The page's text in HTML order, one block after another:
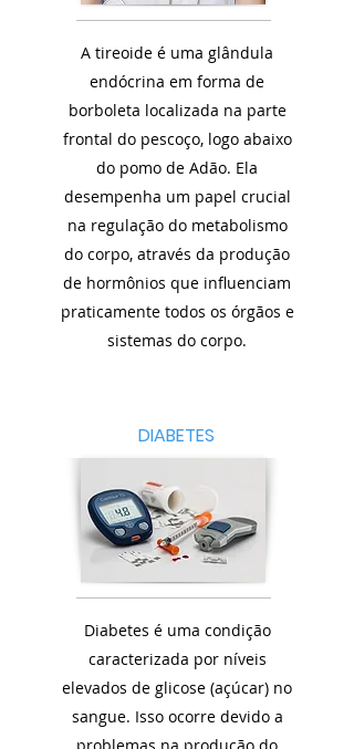
A tireoide é uma glândula
endócrina em forma de
borboleta localizada na parte
frontal do pescoço, logo abaixo
do pomo de Adão. Ela
desempenha um papel crucial
na regulação do metabolismo
do corpo, através da produção
de hormônios que influenciam
praticamente todos os órgãos e
sistemas do corpo.
DIABETES
Diabetes é uma condição
caracterizada por níveis
elevados de glicose (açúcar) no
sangue. Isso ocorre devido a